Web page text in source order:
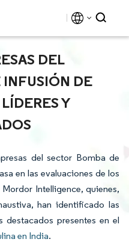
DEL
DE
Y
del sector Bomba de
en las evaluaciones de los
Intelligence, quienes,
han identificado las
destacados presentes en el
en India.